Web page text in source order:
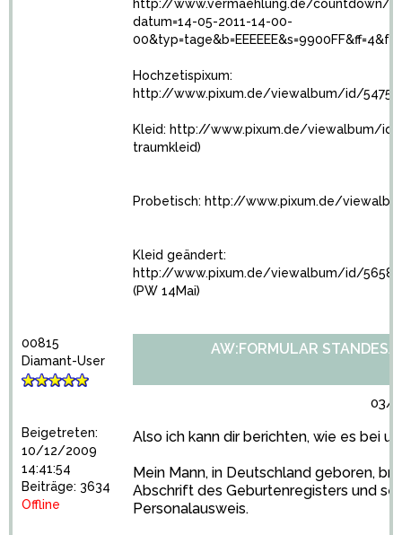
http://www.vermaehlung.de/countdown/
datum=14-05-2011-14-00-
Hochzetispixum:
http://www.pixum.de/viewalbum/id/
Kleid: http://www.pixum.de/viewalbum/id/
traumkleid)
Probetisch: http://www.pixum.de/
Kleid geändert:
http://www.pixum.de/viewalbum/id/
(PW 14Mai)
00815
Diamant-User
Beigetreten:
10/12/2009
14:41:54
Beiträge: 3634
Offline
AW:FORMULAR
03/
Also ich kann dir berichten, wie es bei
Mein Mann, in Deutschland geboren,
Abschrift des Geburtenregisters und
Personalausweis.